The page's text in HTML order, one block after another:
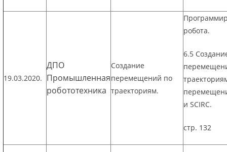
19.03.2020.
ДПО
Промышленная
робототехника
Создание
перемещений по
траекториям.
робота.
6.5
и SCIRC.
стр. 132